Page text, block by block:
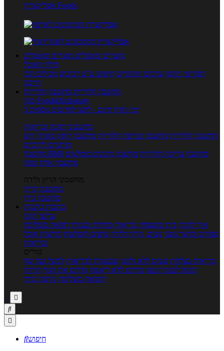
אפליקציית Foods
מוצרים ומאכלים מוצרים ומאכלים
מילון האוכל
תפריטי תזונה ערכים תזונתיים חיפוש ע"פ רכיבים מכילים הכי
הרבה
מחשבון קלוריות מחשבון קלוריות
מנוי FoodsDictionary
5 ימי ניסיון חינם - לחצו לפרטים נוספים
מחשבוני תזונה ובריאות
מחשבון קלוריות מחשבון שריפת קלוריות מחשבון דופק מטרה יחס
מותניים לירכיים
מחשבון BMI
מחשבון צריכת קלוריות מחשבון מינונים מומלצים
מחשבון אחוז שומן
מחשבוני הריון ולידה
מחשבון הריון
מחשבון ביוץ
כתבות כתבות
ערוצי תוכן
איך להכין בית ומשפחה בריאות מחלות ובעיות רפואה משלימה
ספורט וכושר גופני נשים, הריון ולידה טיפים והמלצות חדשות אוכל
ובריאות
טורים
בריאות בצלחת טעים ללא גלוטן טבעונות לבריאות לבשל כמו שף
תזונה לבטן רגועה מרזים ללא דיאטה מזיזים את הגוף הרזיה
ורפואה משלימה גורמה ביתי



חיפוש